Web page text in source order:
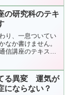
の研究科のテキ
り、一息ついてい
なか書けません。
信講座のテキスト
る異変 運気が
にならない？